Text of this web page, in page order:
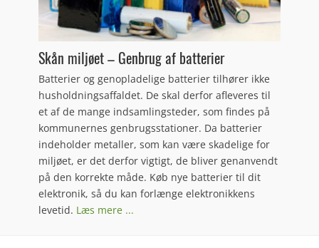
Skån miljøet – Genbrug af batterier
Batterier og genopladelige batterier tilhører ikke
husholdningsaffaldet. De skal derfor afleveres til
et af de mange indsamlingsteder, som findes på
kommunernes genbrugsstationer. Da batterier
indeholder metaller, som kan være skadelige for
miljøet, er det derfor vigtigt, de bliver genanvendt
på den korrekte måde. Køb nye batterier til dit
elektronik, så du kan forlænge elektronikkens
levetid. Læs mere ...